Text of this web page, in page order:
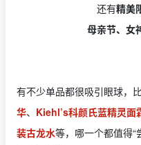
还有精美
母亲节、女
有不少单品都很吸引眼球，
华、 Kiehl’s科颜氏蓝精灵面
装古龙水等，哪一个都值得“